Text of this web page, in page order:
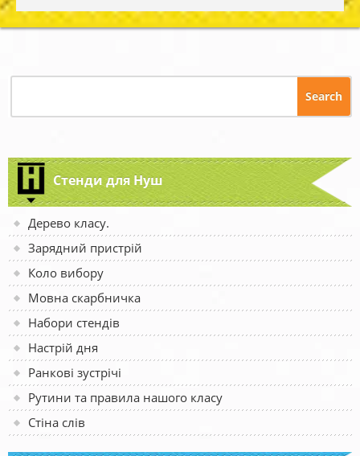
Стенди для Нуш
Дерево класу.
Зарядний пристрій
Коло вибору
Мовна скарбничка
Набори стендів
Настрій дня
Ранкові зустрічі
Рутини та правила нашого класу
Стіна слів